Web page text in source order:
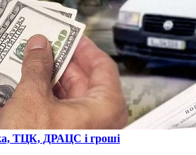
ТЦК, ДРАЦС і гроші